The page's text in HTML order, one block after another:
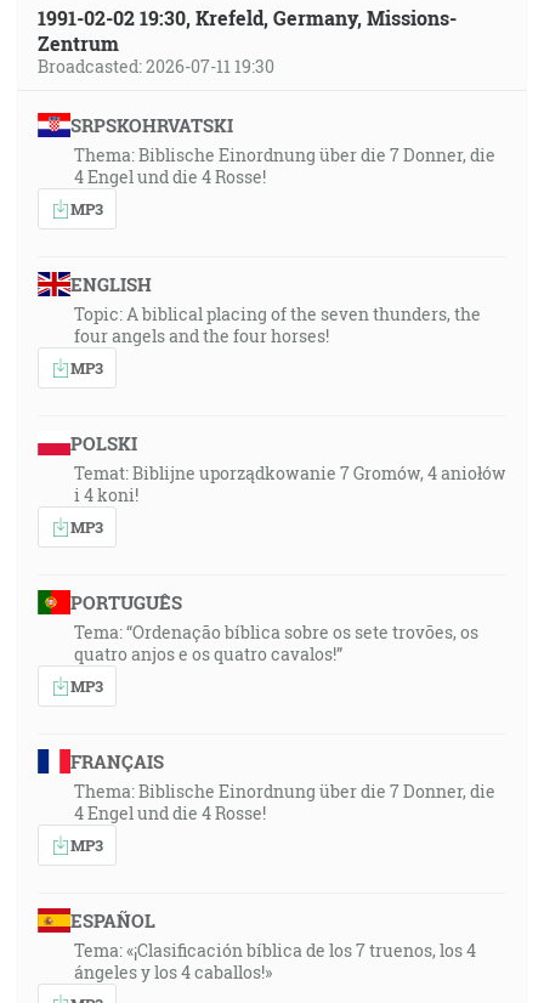
1991-02-02 19:30, Krefeld, Germany, Missions-
Zentrum
Broadcasted: 2026-07-11 19:30
SRPSKOHRVATSKI
Thema: Biblische Einordnung über die 7 Donner, die
4 Engel und die 4 Rosse!
MP3
ENGLISH
Topic: A biblical placing of the seven thunders, the
four angels and the four horses!
MP3
POLSKI
Temat: Biblijne uporządkowanie 7 Gromów, 4 aniołów
i 4 koni!
MP3
PORTUGUÊS
Tema: “Ordenação bíblica sobre os sete trovões, os
quatro anjos e os quatro cavalos!”
MP3
FRANÇAIS
Thema: Biblische Einordnung über die 7 Donner, die
4 Engel und die 4 Rosse!
MP3
ESPAÑOL
Tema: «¡Clasificación bíblica de los 7 truenos, los 4
ángeles y los 4 caballos!»